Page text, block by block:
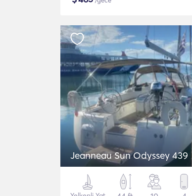
Jeanneau Sun Odyssey 439